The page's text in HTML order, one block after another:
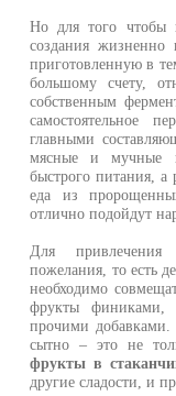
Но для того чтобы
создания жизненно
приготовленную в
большому счету,
собственным
самостоятельное
главными
мясные и мучные
быстрого питания,
еда из
отлично подойдут
Для привлечения
пожелания, то есть
необходимо
фрукты финиками,
прочими добавками.
сытно – это не
фрукты в
другие сладости, и